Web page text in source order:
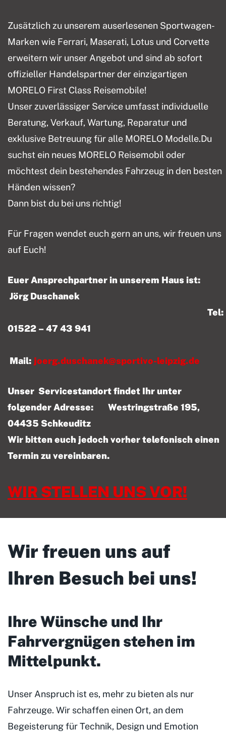
Zusätzlich zu unserem auserlesenen Sportwagen-
Marken wie Ferrari, Maserati, Lotus und Corvette
erweitern wir unser Angebot und sind ab sofort
offizieller Handelspartner der einzigartigen
MORELO First Class Reisemobile!
Unser zuverlässiger Service umfasst individuelle
Beratung, Verkauf, Wartung, Reparatur und
exklusive Betreuung für alle MORELO Modelle.Du
suchst ein neues MORELO Reisemobil oder
möchtest dein bestehendes Fahrzeug in den besten
Händen wissen?
Dann bist du bei uns richtig!
Für Fragen wendet euch gern an uns, wir freuen uns
auf Euch!
Euer Ansprechpartner in unserem Haus ist:
Jörg Duschanek
Tel:
01522 – 47 43 941
Mail: joerg.duschanek@sportivo-leipzig.de
Unser Servicestandort findet Ihr unter
folgender Adresse: Westringstraße 195,
04435 Schkeuditz
Wir bitten euch jedoch vorher telefonisch einen
Termin zu vereinbaren.
WIR STELLEN UNS VOR!
Wir freuen uns auf
Ihren Besuch bei uns!
Ihre Wünsche und Ihr
Fahrvergnügen stehen im
Mittelpunkt.
Unser Anspruch ist es, mehr zu bieten als nur
Fahrzeuge. Wir schaffen einen Ort, an dem
Begeisterung für Technik, Design und Emotion